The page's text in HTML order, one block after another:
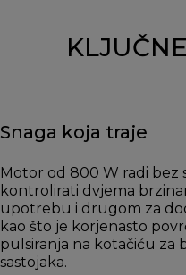
Snaga koja traje
Motor od 800 W radi bez
kontrolirati dvjema
upotrebu i drugom za
kao što je korjenasto
pulsiranja na kotačiću za
sastojaka.